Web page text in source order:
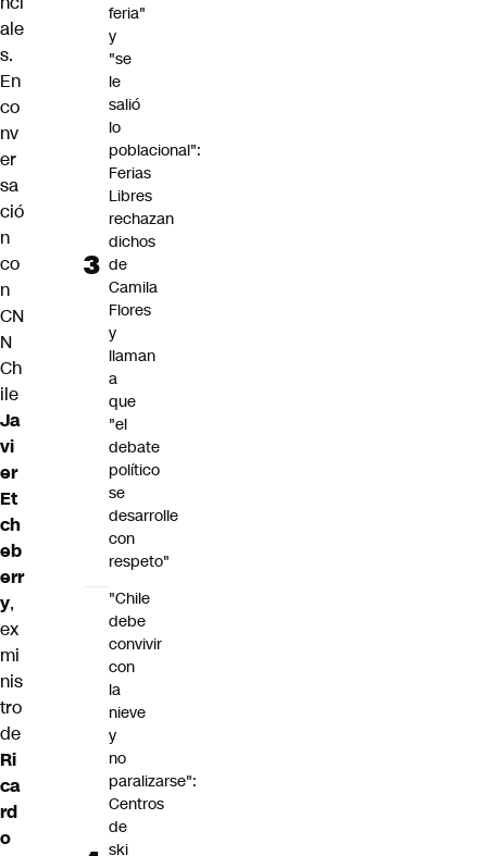
ale
s.
En
co
nv
er
sa
ció
n
co
n
CN
N
Ch
ile
Ja
vi
er
Et
ch
eb
err
y,
ex
mi
nis
tro
de
Ri
ca
rd
o
feria"
y
"se
le
salió
lo
poblacional":
Ferias
Libres
rechazan
dichos
de
Camila
Flores
y
llaman
a
que
"el
debate
político
se
desarrolle
con
respeto"
"Chile
debe
convivir
con
la
nieve
y
no
paralizarse":
Centros
de
ski